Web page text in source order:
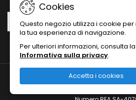
Cookies
Questo negozio utilizza i cookie
la tua esperienza di navigazione.
Per ulteriori informazioni, consulta
Informativa sulla privacy.
Accetta i cookies
© Copyright 2010-2026 Ristodesk :
Ristodesk di Pasquale Di Carluccio | via
84088- Siano (SA) | P.IVA 04793260656 e